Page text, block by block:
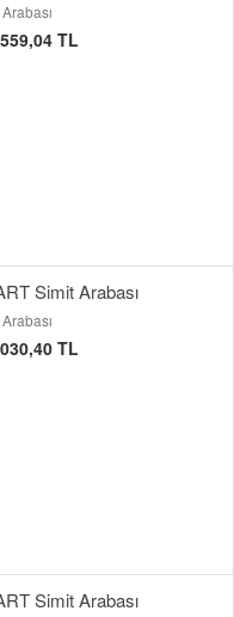
TL
Simit Arabası
TL
Simit Arabası